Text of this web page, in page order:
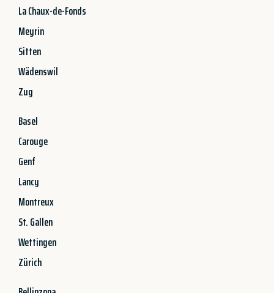
La Chaux-de-Fonds
Meyrin
Sitten
Wädenswil
Zug
Basel
Carouge
Genf
Lancy
Montreux
St. Gallen
Wettingen
Zürich